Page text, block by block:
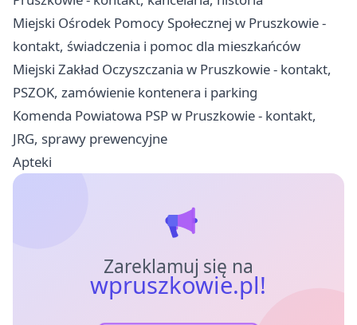
Miejski Ośrodek Pomocy Społecznej w Pruszkowie -
kontakt, świadczenia i pomoc dla mieszkańców
Miejski Zakład Oczyszczania w Pruszkowie - kontakt,
PSZOK, zamówienie kontenera i parking
Komenda Powiatowa PSP w Pruszkowie - kontakt,
JRG, sprawy prewencyjne
Apteki
Zareklamuj się na
wpruszkowie.pl!